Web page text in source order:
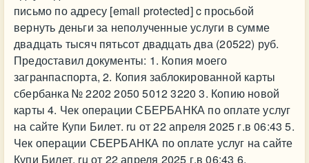
письмо по адресу [email protected] c просьбой
вернуть деньги за неполученные услуги в сумме
двадцать тысяч пятьсот двадцать два (20522) руб.
Предоставил документы: 1. Копия моего
загранпаспорта, 2. Копия заблокированной карты
сбербанка № 2202 2050 5012 3220 3. Копию новой
карты 4. Чек операции СБЕРБАНКА по оплате услуг
на сайте Купи Билет. ru от 22 апреля 2025 г.в 06:43 5.
Чек операции СБЕРБАНКА по оплате услуг на сайте
Купи Билет. ru от 22 апреля 2025 г.в 06:43 6.